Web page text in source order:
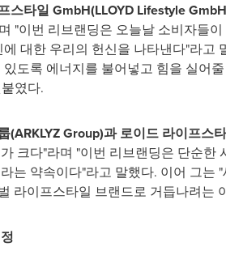
스타일 GmbH(LLOYD Lifestyle
"이번 리브랜딩은 오늘날 소비자들
에 대한 우리의 헌신을 나타낸다"라고
도록 에너지를 불어넣고 힘을 실어
였다.
(ARKLYZ Group)과 로이드 라이프스
크다"라며 "이번 리브랜딩은 단순
는 약속이다"라고 말했다. 이어 그는
라이프스타일 브랜드로 거듭나려는